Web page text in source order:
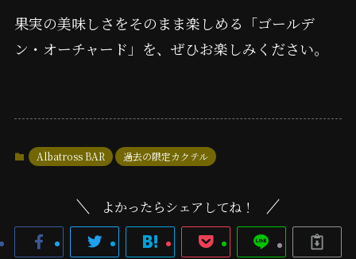
果実の美味しさをそのまま楽しめる「ゴールデ
ン・オーチャード」を、ぜひお楽しみください。
Albatross BAR 過去の限定カクテル
よかったらシェアしてね！